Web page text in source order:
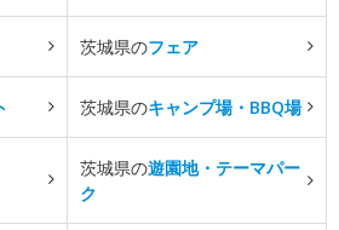
茨城県のフェア
茨城県のキャンプ場・BBQ場
茨城県の遊園地・テーマパー
ク